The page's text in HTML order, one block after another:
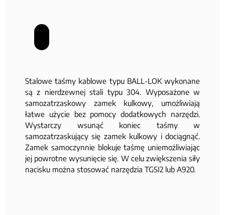
Stalowe taśmy kablowe typu BALL-LOK wykonane
są z nierdzewnej stali typu 304. Wyposażone w
samozatrzaskowy zamek kulkowy, umożliwiają
łatwe użycie bez pomocy dodatkowych narzędzi.
Wystarczy wsunąć koniec taśmy w
samozatrzaskujący się zamek kulkowy i dociągnąć.
Zamek samoczynnie blokuje taśmę uniemożliwiając
jej powrotne wysunięcie się. W celu zwiększenia siły
nacisku można stosować narzędzia TGSI2 lub A920.